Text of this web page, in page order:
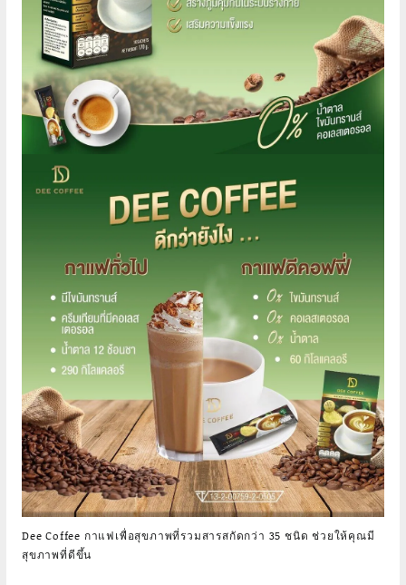
Dee Coffee กาแฟเพื่อสุขภาพที่รวมสารสกัดกว่า 35 ชนิด ช่วยให้คุณมี
สุขภาพที่ดีขึ้น